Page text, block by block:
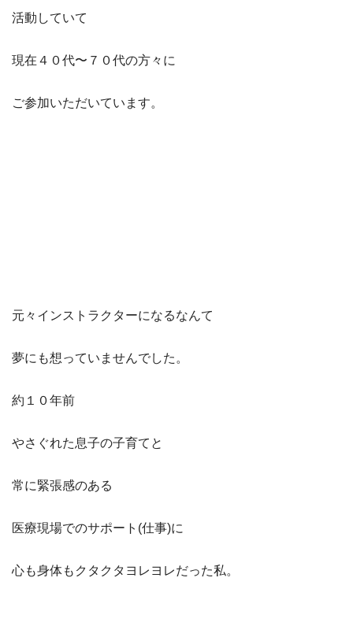
活動していて
現在４０代〜７０代の方々に
ご参加いただいています。
元々インストラクターになるなんて
夢にも想っていませんでした。
約１０年前
やさぐれた息子の子育てと
常に緊張感のある
医療現場でのサポート(仕事)に
心も身体もクタクタヨレヨレだった私。